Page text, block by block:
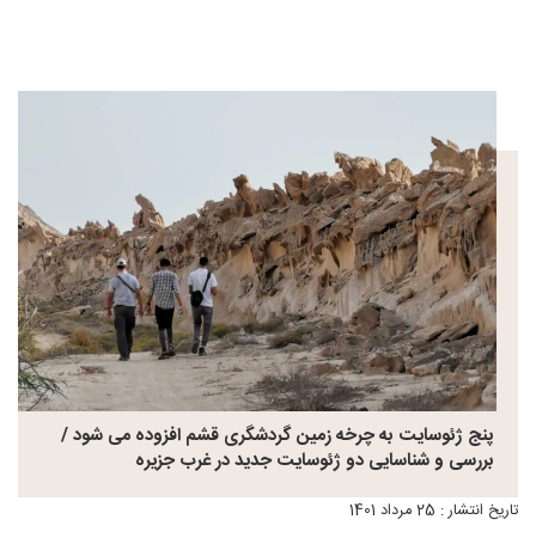
پنج ژئوسایت به چرخه زمین گردشگری قشم افزوده می شود /
بررسی و شناسایی دو ژئوسایت جدید در غرب جزیره
تاریخ انتشار : 25 مرداد 1401